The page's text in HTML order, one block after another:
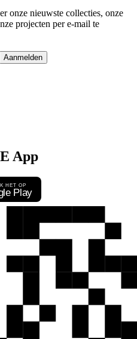
onze nieuwste collecties, onze
projecten per e-mail te
Aanmelden
App